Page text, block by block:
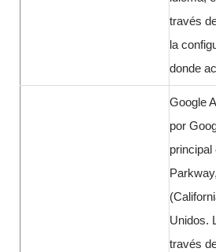
través
la
donde
Google
por
principal
Unidos.
través